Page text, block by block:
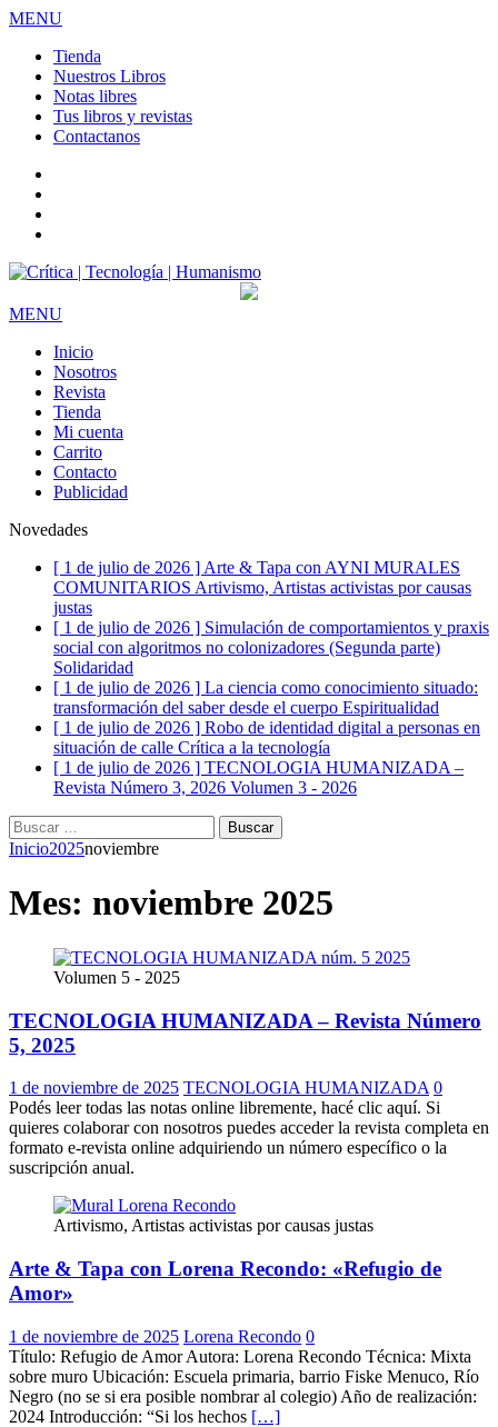
MENU
Tienda
Nuestros Libros
Notas libres
Tus libros y revistas
Contactanos
MENU
Inicio
Nosotros
Revista
Tienda
Mi cuenta
Carrito
Contacto
Publicidad
Novedades
[ 1 de julio de 2026 ] Arte & Tapa con AYNI MURALES
COMUNITARIOS Artivismo, Artistas activistas por causas
justas
[ 1 de julio de 2026 ] Simulación de comportamientos y praxis
social con algoritmos no colonizadores (Segunda parte)
Solidaridad
[ 1 de julio de 2026 ] La ciencia como conocimiento situado:
transformación del saber desde el cuerpo Espiritualidad
[ 1 de julio de 2026 ] Robo de identidad digital a personas en
situación de calle Crítica a la tecnología
[ 1 de julio de 2026 ] TECNOLOGIA HUMANIZADA –
Revista Número 3, 2026 Volumen 3 - 2026
Buscar:
Inicio2025noviembre
Mes: noviembre 2025
Volumen 5 - 2025
TECNOLOGIA HUMANIZADA – Revista Número
5, 2025
1 de noviembre de 2025 TECNOLOGIA HUMANIZADA 0
Podés leer todas las notas online libremente, hacé clic aquí. Si
quieres colaborar con nosotros puedes acceder la revista completa en
formato e-revista online adquiriendo un número específico o la
suscripción anual.
Artivismo, Artistas activistas por causas justas
Arte & Tapa con Lorena Recondo: «Refugio de
Amor»
1 de noviembre de 2025 Lorena Recondo 0
Título: Refugio de Amor Autora: Lorena Recondo Técnica: Mixta
sobre muro Ubicación: Escuela primaria, barrio Fiske Menuco, Río
Negro (no se si era posible nombrar al colegio) Año de realización:
2024 Introducción: “Si los hechos […]